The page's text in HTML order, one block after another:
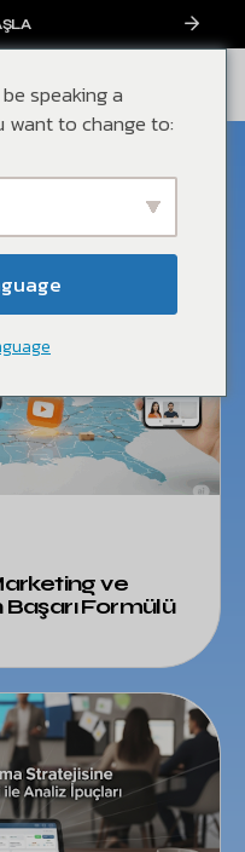
ve
Başarı Formülü
speaking a
want to change to: